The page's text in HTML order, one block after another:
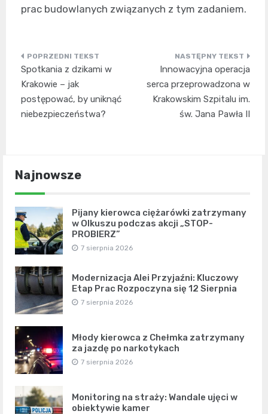
prac budowlanych związanych z tym zadaniem.
Nawigacja
wpisu
Spotkania z dzikami w
Krakowie – jak
postępować, by uniknąć
niebezpieczeństwa?
Innowacyjna operacja
serca przeprowadzona w
Krakowskim Szpitalu im.
św. Jana Pawła II
Najnowsze
Pijany kierowca ciężarówki zatrzymany
w Olkuszu podczas akcji „STOP-
PROBIERZ”
7 sierpnia 2026
Modernizacja Alei Przyjaźni: Kluczowy
Etap Prac Rozpoczyna się 12 Sierpnia
7 sierpnia 2026
Młody kierowca z Chełmka zatrzymany
za jazdę po narkotykach
7 sierpnia 2026
Monitoring na straży: Wandale ujęci w
obiektywie kamer